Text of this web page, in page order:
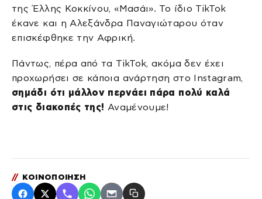
της Έλλης Κοκκίνου, «Μασάι». Το ίδιο TikTok
έκανε και η Αλεξάνδρα Παναγιώταρου όταν
επισκέφθηκε την Αφρική.
Πάντως, πέρα από τα TikTok, ακόμα δεν έχει
προχωρήσει σε κάποια ανάρτηση στο Instagram,
σημάδι ότι μάλλον περνάει πάρα πολύ καλά
στις διακοπές της! Αναμένουμε!
// ΚΟΙΝΟΠΟΙΗΣΗ